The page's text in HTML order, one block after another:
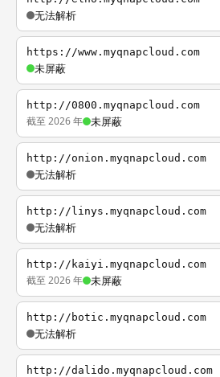
无法解析
https://www.myqnapcloud.com
未屏蔽
http://0800.myqnapcloud.com
截至 2026 年 未屏蔽
http://onion.myqnapcloud.com
无法解析
http://linys.myqnapcloud.com
无法解析
http://kaiyi.myqnapcloud.com
截至 2026 年 未屏蔽
http://botic.myqnapcloud.com
无法解析
http://dalido.myqnapcloud.com